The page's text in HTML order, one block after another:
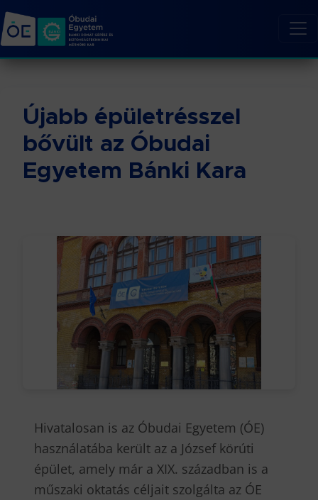
Újabb épületrésszel
bővült az Óbudai
Egyetem Bánki Kara
Hivatalosan is az Óbudai Egyetem (ÓE)
használatába került az a József körúti
épület, amely már a XIX. században is a
műszaki oktatás céljait szolgálta az ÓE